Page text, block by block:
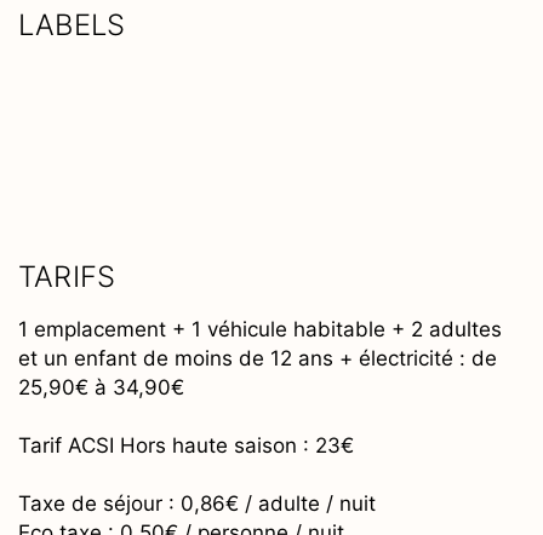
LABELS
TARIFS
1 emplacement + 1 véhicule habitable + 2 adultes
et un enfant de moins de 12 ans + électricité : de
25,90€ à 34,90€
Tarif ACSI Hors haute saison : 23€
Taxe de séjour : 0,86€ / adulte / nuit